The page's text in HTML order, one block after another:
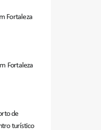
Fortaleza
Fortaleza
de
turístico